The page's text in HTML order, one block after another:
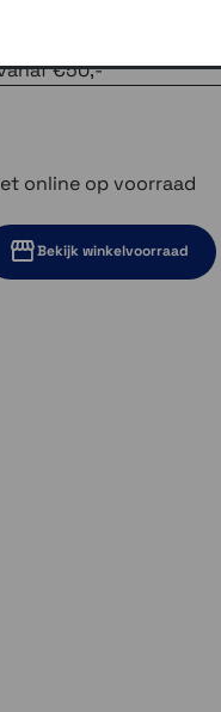
€50,-
online op voorraad
Bekijk winkelvoorraad